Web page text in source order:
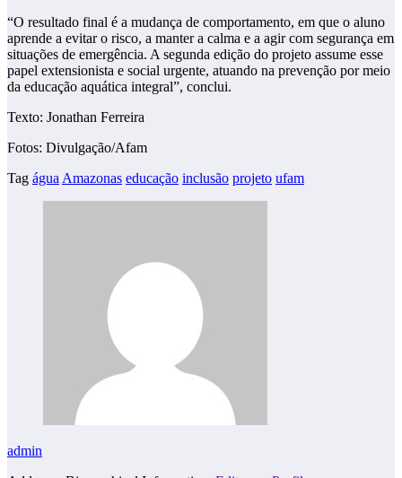
“O resultado final é a mudança de comportamento, em que o aluno
aprende a evitar o risco, a manter a calma e a agir com segurança em
situações de emergência. A segunda edição do projeto assume esse
papel extensionista e social urgente, atuando na prevenção por meio
da educação aquática integral”, conclui.
Texto: Jonathan Ferreira
Fotos: Divulgação/Afam
Tag água Amazonas educação inclusão projeto ufam
admin